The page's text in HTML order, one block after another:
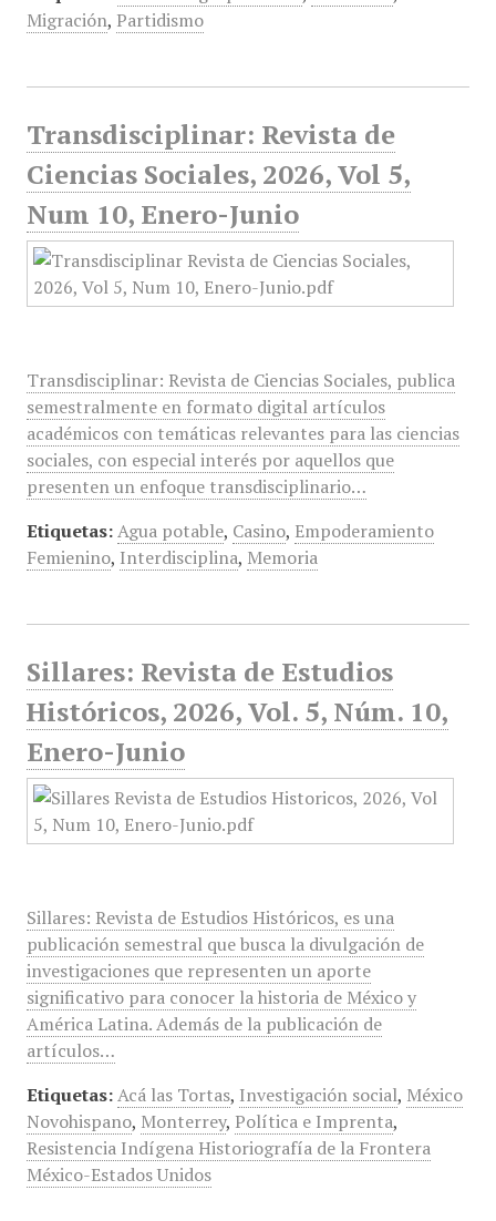
Migración, Partidismo
Transdisciplinar: Revista de
Ciencias Sociales, 2026, Vol 5,
Num 10, Enero-Junio
Transdisciplinar: Revista de Ciencias Sociales, publica
semestralmente en formato digital artículos
académicos con temáticas relevantes para las ciencias
sociales, con especial interés por aquellos que
presenten un enfoque transdisciplinario…
Etiquetas: Agua potable, Casino, Empoderamiento
Femienino, Interdisciplina, Memoria
Sillares: Revista de Estudios
Históricos, 2026, Vol. 5, Núm. 10,
Enero-Junio
Sillares: Revista de Estudios Históricos, es una
publicación semestral que busca la divulgación de
investigaciones que representen un aporte
significativo para conocer la historia de México y
América Latina. Además de la publicación de
artículos…
Etiquetas: Acá las Tortas, Investigación social, México
Novohispano, Monterrey, Política e Imprenta,
Resistencia Indígena Historiografía de la Frontera
México-Estados Unidos